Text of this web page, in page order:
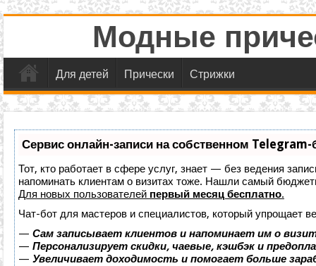
Модные
Для детей Прически Стрижки
Сервис онлайн-записи на собственном Telegram-
Тот, кто работает в сфере услуг, знает — без ведения
напоминать клиентам о визитах тоже. Нашли самый
Для новых пользователей первый месяц бесплатно.
Чат-бот для мастеров и специалистов, который упрощает
— Сам записывает клиентов и напоминает им о
— Персонализирует скидки, чаевые, кэшбэк и
— Увеличивает доходимость и помогает больше